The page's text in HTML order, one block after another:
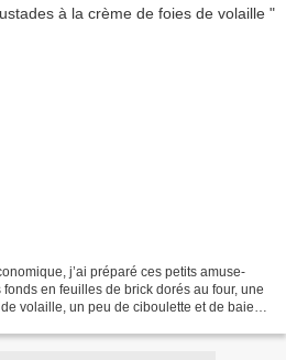
j’ai préparé ces petits amuse-
en feuilles de brick dorés au four, une
volaille, un peu de ciboulette et de baies